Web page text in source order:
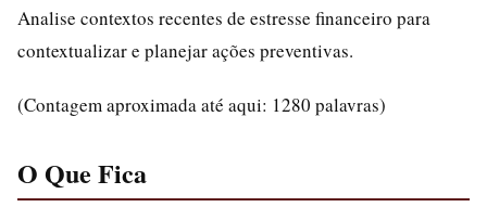
Analise contextos recentes de estresse financeiro para
contextualizar e planejar ações preventivas.
(Contagem aproximada até aqui: 1280 palavras)
O Que Fica